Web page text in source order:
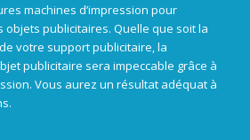
machines d’impression pour
publicitaires. Quelle que soit la
votre support publicitaire, la
publicitaire sera impeccable grâce à
Vous aurez un résultat adéquat à